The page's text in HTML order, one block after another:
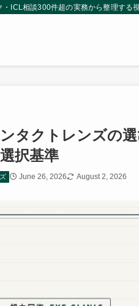
ICL相談300件超の実務から整理する
タクトレンズの
択基準
June 26, 2026 August 2, 2026